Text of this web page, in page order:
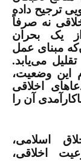
ترجیح داده
نه صرفاً
یک بحران
مبنای عمل
می‌یابد.
این وضعیت،
اخلاقی
آن را
اسلامی،
اخلاقی،